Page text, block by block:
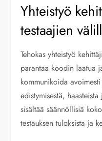
Yhteistyö
testaajien
Tehokas yhteistyö
parantaa koodin laatua
kommunikoida
edistymisestä,
sisältää säännöllisiä
testauksen tuloksista ja